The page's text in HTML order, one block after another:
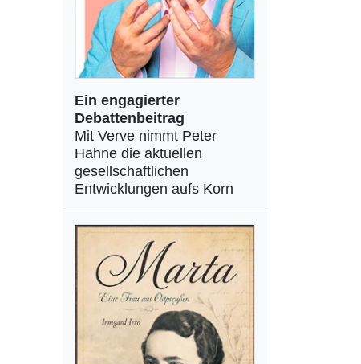
Ein engagierter
Debattenbeitrag
Mit Verve nimmt Peter
Hahne die aktuellen
gesellschaftlichen
Entwicklungen aufs Korn